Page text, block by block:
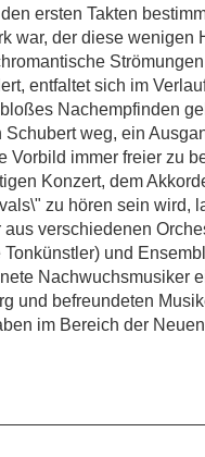
ersten Takten
war, der diese
entfaltet sich im
Nachempfinden
weg, ein
Vorbild immer freier zu
Konzert, dem
zu hören sein wird,
verschiedenen
und
Nachwuchsmusiker
und befreundeten
im Bereich der